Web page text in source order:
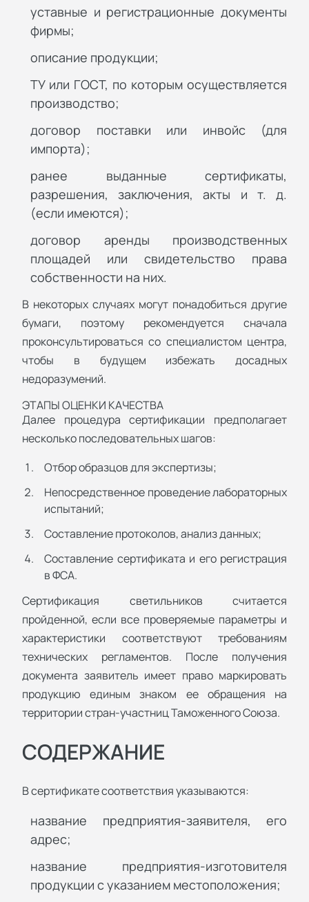
уставные и регистрационные документы
фирмы;
описание продукции;
ТУ или ГОСТ, по которым осуществляется
производство;
договор поставки или инвойс (для
импорта);
ранее выданные сертификаты,
разрешения, заключения, акты и т. д.
(если имеются);
договор аренды производственных
площадей или свидетельство права
собственности на них.
В некоторых случаях могут понадобиться другие
бумаги, поэтому рекомендуется сначала
проконсультироваться со специалистом центра,
чтобы в будущем избежать досадных
недоразумений.
ЭТАПЫ ОЦЕНКИ КАЧЕСТВА
Далее процедура сертификации предполагает
несколько последовательных шагов:
Отбор образцов для экспертизы;
Непосредственное проведение лабораторных
испытаний;
Составление протоколов, анализ данных;
Составление сертификата и его регистрация
в ФСА.
Сертификация светильников считается
пройденной, если все проверяемые параметры и
характеристики соответствуют требованиям
технических регламентов. После получения
документа заявитель имеет право маркировать
продукцию единым знаком ее обращения на
территории стран-участниц Таможенного Союза.
СОДЕРЖАНИЕ
В сертификате соответствия указываются:
название предприятия-заявителя, его
адрес;
название предприятия-изготовителя
продукции с указанием местоположения;